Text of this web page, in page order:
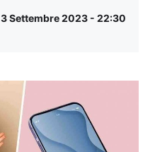
3 Settembre 2023 - 22:30